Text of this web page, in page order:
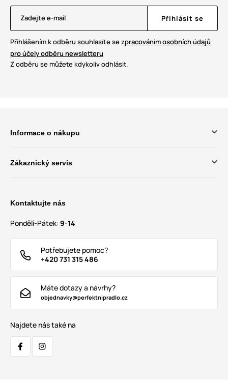
Zadejte e-mail Přihlásit se
Přihlášením k odběru souhlasíte sezpracováním osobních údajů
pro účely odběru newsletteru
Z odběru se můžete kdykoliv odhlásit.
Informace o nákupu
Zákaznický servis
Kontaktujte nás
Pondělí-Pátek: 9-14
Potřebujete pomoc?
+420 731 315 486
Máte dotazy a návrhy?
objednavky@perfektnipradlo.cz
Najdete nás také na